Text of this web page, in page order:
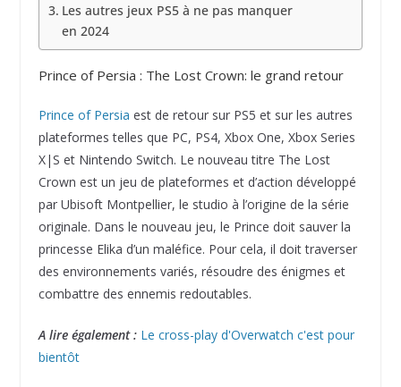
Les autres jeux PS5 à ne pas manquer
en 2024
Prince of Persia : The Lost Crown: le grand retour
Prince of Persia est de retour sur PS5 et sur les autres
plateformes telles que PC, PS4, Xbox One, Xbox Series
X|S et Nintendo Switch. Le nouveau titre The Lost
Crown est un jeu de plateformes et d’action développé
par Ubisoft Montpellier, le studio à l’origine de la série
originale. Dans le nouveau jeu, le Prince doit sauver la
princesse Elika d’un maléfice. Pour cela, il doit traverser
des environnements variés, résoudre des énigmes et
combattre des ennemis redoutables.
A lire également : Le cross-play d'Overwatch c'est pour
bientôt